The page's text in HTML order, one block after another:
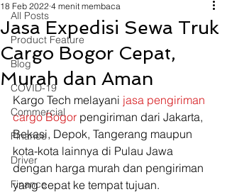
All Posts
Product Feature
Blog
COVID-19
Commercial
Finance
Driver
Finance
Jasa Expedisi Sewa Truk
Cargo Bogor Cepat,
Murah dan Aman
18 Feb 2022 4 menit membaca
Kargo Tech melayani jasa pengiriman
cargo Bogor pengiriman dari Jakarta,
Bekasi, Depok, Tangerang maupun
kota-kota lainnya di Pulau Jawa
dengan harga murah dan pengiriman
yang cepat ke tempat tujuan.